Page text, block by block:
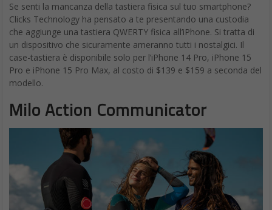
Se senti la mancanza della tastiera fisica sul tuo smartphone?
Clicks Technology ha pensato a te presentando una custodia
che aggiunge una tastiera QWERTY fisica all’iPhone. Si tratta di
un dispositivo che sicuramente ameranno tutti i nostalgici. Il
case-tastiera è disponibile solo per l’iPhone 14 Pro, iPhone 15
Pro e iPhone 15 Pro Max, al costo di $139 e $159 a seconda del
modello.
Milo Action Communicator